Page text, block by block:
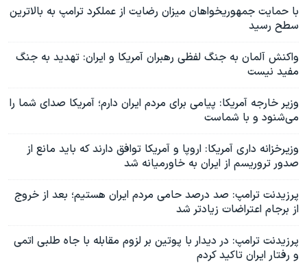
با حمایت جمهوریخواهان میزان رضایت از عملکرد ترامپ به بالاترین
سطح رسید
واکنش آلمان به جنگ لفظی رهبران آمریکا و ایران: تهدید به جنگ
مفید نیست
وزیر خارجه آمریکا: پیامی برای مردم ایران دارم؛ آمریکا صدای شما را
می‌شنود و با شماست
وزیرخزانه داری آمریکا: اروپا و آمریکا توافق دارند که باید مانع از
صدور تروریسم از ایران به خاورمیانه شد
پرزیدنت ترامپ: صد درصد حامی مردم ایران هستیم؛ بعد از خروج
از برجام اعتراضات زیادتر شد
پرزیدنت ترامپ: در دیدار با پوتین بر لزوم مقابله با جاه طلبی اتمی
و رفتار ایران تاکید کردم